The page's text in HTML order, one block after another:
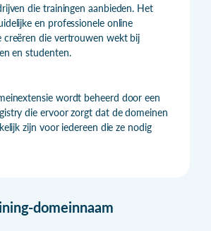
die trainingen aanbieden. Het
en professionele online
creëren die vertrouwen wekt bij
en studenten.
wordt beheerd door een
die ervoor zorgt dat de domeinen
zijn voor iedereen die ze nodig
domeinnaam